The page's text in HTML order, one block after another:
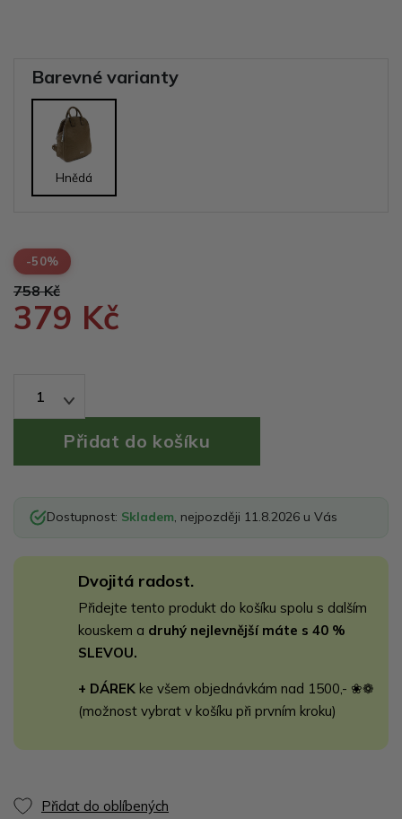
Barevné varianty
Hnědá
-50%
758 Kč
379 Kč
1
Dostupnost: Skladem, nejpozději 11.8.2026 u Vás
Dvojitá radost.
Přidejte tento produkt do košíku spolu s dalším
kouskem a druhý nejlevnější máte s 40 %
SLEVOU.
+ DÁREK ke všem objednávkám nad 1500,- ❀❁
(možnost vybrat v košíku při prvním kroku)
Přidat do oblíbených